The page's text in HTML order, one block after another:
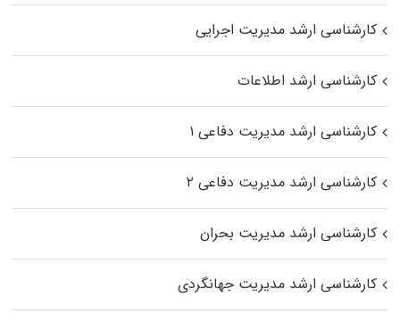
کارشناسی ارشد مدیریت اجرایی
کارشناسی ارشد اطلاعات
کارشناسی ارشد مدیریت دفاعی ۱
کارشناسی ارشد مدیریت دفاعی ۲
کارشناسی ارشد مدیریت بحران
کارشناسی ارشد مدیریت جهانگردی